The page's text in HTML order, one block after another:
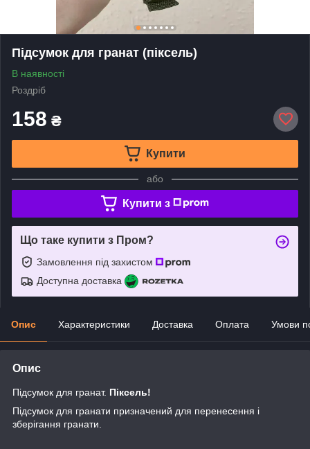
Підсумок для гранат (піксель)
В наявності
Роздріб
158 ₴
Купити
або
Купити з
Що таке купити з Пром?
Замовлення під захистом
Доступна доставка
Опис Характеристики Доставка Оплата Умови
Опис
Підсумок для гранат. Піксель!
Підсумок для гранати призначений для перенесення і
зберігання гранати.